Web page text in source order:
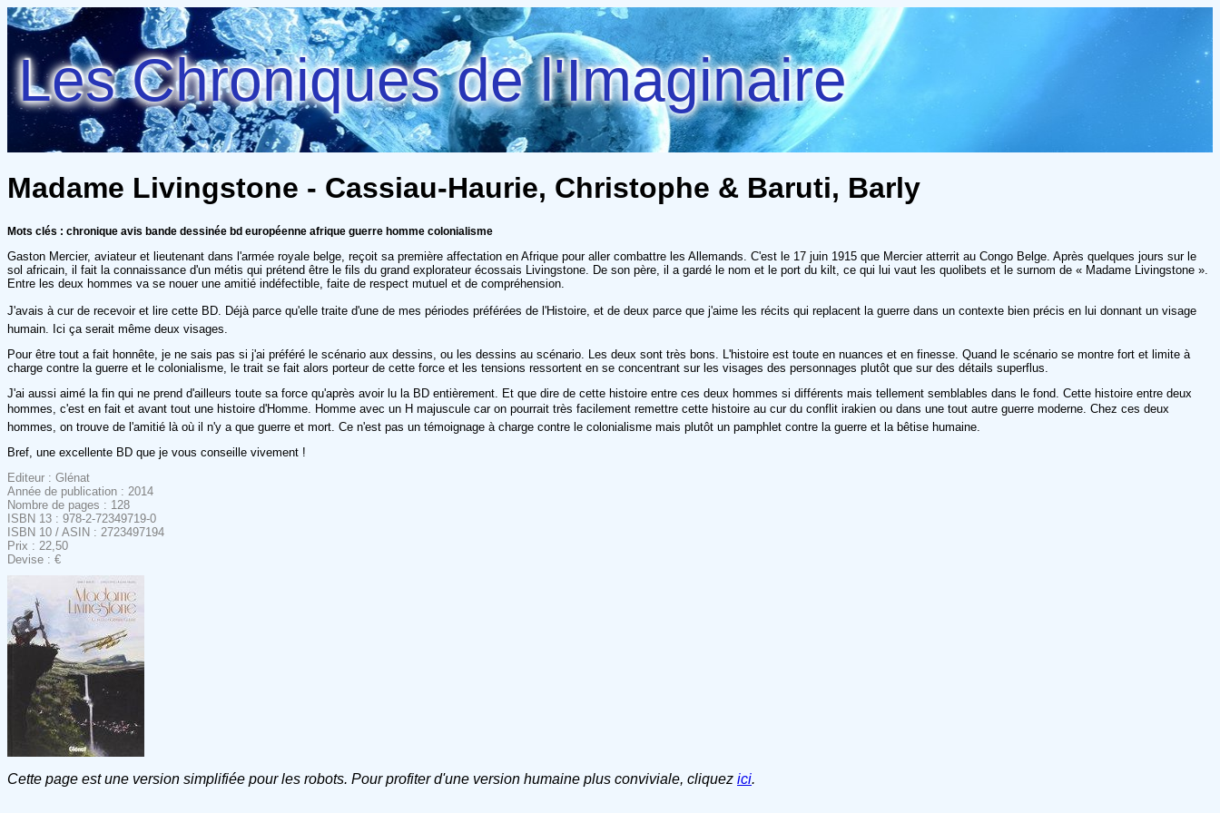
Les Chroniques de l'Imaginaire
Madame Livingstone - Cassiau-Haurie, Christophe & Baruti, Barly
Mots clés : chronique avis bande dessinée bd européenne afrique guerre homme colonialisme
Gaston Mercier, aviateur et lieutenant dans l'armée royale belge, reçoit sa première affectation en Afrique pour aller combattre les Allemands. C'est le 17 juin 1915 que Mercier atterrit au Congo Belge. Après quelques jours sur le
sol africain, il fait la connaissance d'un métis qui prétend être le fils du grand explorateur écossais Livingstone. De son père, il a gardé le nom et le port du kilt, ce qui lui vaut les quolibets et le surnom de « Madame Livingstone ».
Entre les deux hommes va se nouer une amitié indéfectible, faite de respect mutuel et de compréhension.
J'avais à cur de recevoir et lire cette BD. Déjà parce qu'elle traite d'une de mes périodes préférées de l'Histoire, et de deux parce que j'aime les récits qui replacent la guerre dans un contexte bien précis en lui donnant un visage
humain. Ici ça serait même deux visages.
Pour être tout a fait honnête, je ne sais pas si j'ai préféré le scénario aux dessins, ou les dessins au scénario. Les deux sont très bons. L'histoire est toute en nuances et en finesse. Quand le scénario se montre fort et limite à
charge contre la guerre et le colonialisme, le trait se fait alors porteur de cette force et les tensions ressortent en se concentrant sur les visages des personnages plutôt que sur des détails superflus.
J'ai aussi aimé la fin qui ne prend d'ailleurs toute sa force qu'après avoir lu la BD entièrement. Et que dire de cette histoire entre ces deux hommes si différents mais tellement semblables dans le fond. Cette histoire entre deux
hommes, c'est en fait et avant tout une histoire d'Homme. Homme avec un H majuscule car on pourrait très facilement remettre cette histoire au cur du conflit irakien ou dans une tout autre guerre moderne. Chez ces deux
hommes, on trouve de l'amitié là où il n'y a que guerre et mort. Ce n'est pas un témoignage à charge contre le colonialisme mais plutôt un pamphlet contre la guerre et la bêtise humaine.
Bref, une excellente BD que je vous conseille vivement !
Editeur : Glénat
Année de publication : 2014
Nombre de pages : 128
ISBN 13 : 978-2-72349719-0
ISBN 10 / ASIN : 2723497194
Prix : 22,50
Devise : €
Cette page est une version simplifiée pour les robots. Pour profiter d'une version humaine plus conviviale, cliquez ici.